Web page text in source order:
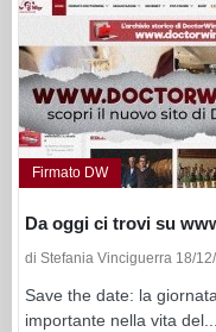
Firmato DW
Da oggi ci trovi su
di Stefania Vinciguerra 18/
Save the date: la
importante nella vita del...